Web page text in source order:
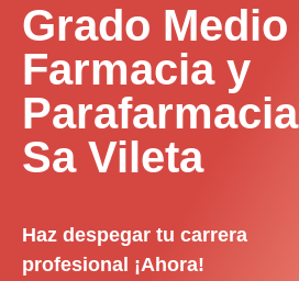
Grado Medio
Farmacia y
Parafarmacia
Sa Vileta
Haz despegar tu carrera
profesional ¡Ahora!